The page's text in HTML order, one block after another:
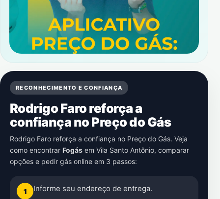
RECONHECIMENTO E CONFIANÇA
Rodrigo Faro reforça a
confiança no Preço do Gás
Rodrigo Faro reforça a confiança no Preço do Gás. Veja
como encontrar Fogás em Vila Santo Antônio, comparar
opções e pedir gás online em 3 passos:
1 Informe seu endereço de entrega.